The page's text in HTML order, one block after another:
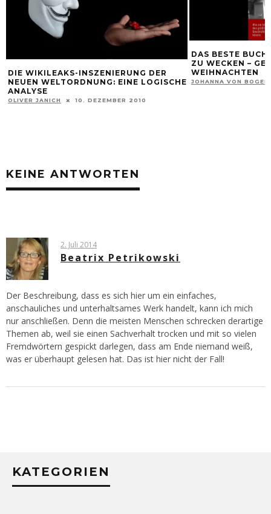
DIE WIKILEAKS-INSZENIERUNG DER
NEUEN WELTORDNUNG: EINE LOGISCHE
ANALYSE
OLIVER JANICH 10. DEZEMBER 2010
DAS BESTE
ZU WECKEN –
WEIHNACHTEN
JOHANNA VON BOGEN
KEINE ANTWORTEN
2. Juli 2014
Beatrix Petrikowski
Der Beschreibung, dass es sich hier um ein einfaches,
anschauliches und unterhaltsames Werk handelt, kann ich mich
nur anschließen. Denn die meisten Menschen schrecken derartige
Themen ab, weil sie einen Sachverhalt trocken und mit so vielen
Fremdwörtern gespickt darlegen, dass am Ende niemand weiß,
was er überhaupt gelesen hat. Das ist hier nicht der Fall!
KATEGORIEN